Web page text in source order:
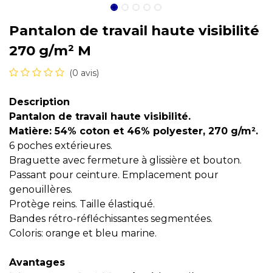
Pantalon de travail haute visibilité
270 g/m² M
(0 avis)
Description
Pantalon de travail haute visibilité.
Matière: 54% coton et 46% polyester, 270 g/m².
6 poches extérieures.
Braguette avec fermeture à glissière et bouton.
Passant pour ceinture. Emplacement pour
genouillères.
Protège reins. Taille élastiqué.
Bandes rétro-réfléchissantes segmentées.
Coloris: orange et bleu marine.
Avantages